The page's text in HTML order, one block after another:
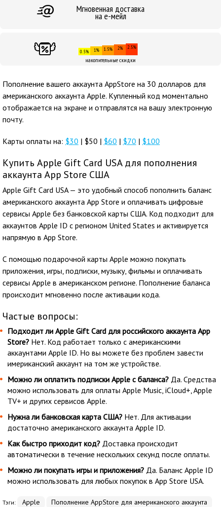
Мгновенная доставка
на е-мейл
0.5% 1% 1.5% 2% 2.5%
накопительные скидки
Пополнение вашего аккаунта AppStore на 30 долларов для
американского аккаунта Apple. Купленный код моментально
отображается на экране и отправлятся на вашу электронную
почту.
Карты оплаты на: $30 | $50 | $60 | $70 | $100
Купить Apple Gift Card USA для пополнения
аккаунта App Store США
Apple Gift Card USA — это удобный способ пополнить баланс
американского аккаунта App Store и оплачивать цифровые
сервисы Apple без банковской карты США. Код подходит для
аккаунтов Apple ID с регионом United States и активируется
напрямую в App Store.
С помощью подарочной карты Apple можно покупать
приложения, игры, подписки, музыку, фильмы и оплачивать
сервисы Apple в американском регионе. Пополнение баланса
происходит мгновенно после активации кода.
Частые вопросы:
Подходит ли Apple Gift Card для российского аккаунта App
Store? Нет. Код работает только с американскими
аккаунтами Apple ID. Но вы можете без проблем завести
имериканский аккаунт на том же устройстве.
Можно ли оплатить подписки Apple с баланса? Да. Средства
можно использовать для оплаты Apple Music, iCloud+, Apple
TV+ и других сервисов Apple.
Нужна ли банковская карта США? Нет. Для активации
достаточно американского аккаунта Apple ID.
Как быстро приходит код? Доставка происходит
автоматически в течение нескольких секунд после оплаты.
Можно ли покупать игры и приложения? Да. Баланс Apple ID
можно использовать для любых покупок в App Store USA.
Тэги: Apple Пополнение AppStore для американского аккаунта